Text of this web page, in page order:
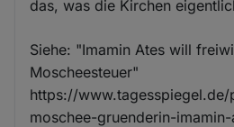
das, was die Kirchen
Siehe: "Imamin Ates will
Moscheesteuer"
https://
moschee-gruenderin-